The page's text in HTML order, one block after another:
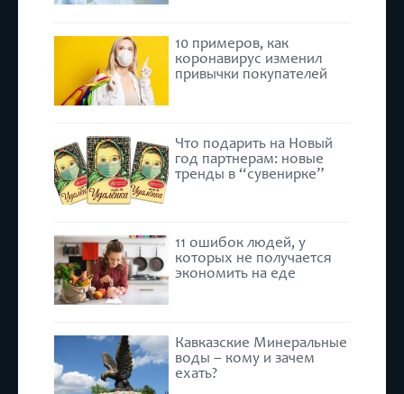
10 примеров, как
коронавирус изменил
привычки покупателей
Что подарить на Новый
год партнерам: новые
тренды в “сувенирке”
11 ошибок людей, у
которых не получается
экономить на еде
Кавказские Минеральные
воды – кому и зачем
ехать?